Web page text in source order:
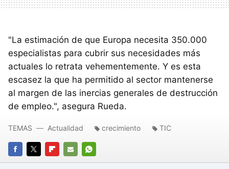
"La estimación de que Europa necesita 350.000
especialistas para cubrir sus necesidades más
actuales lo retrata vehementemente. Y es esta
escasez la que ha permitido al sector mantenerse
al margen de las inercias generales de destrucción
de empleo.", asegura Rueda.
FACEBOOK
TWITTERFLIPBOARD
E-
WHATSAPP
TEMAS Actualidad crecimiento TIC